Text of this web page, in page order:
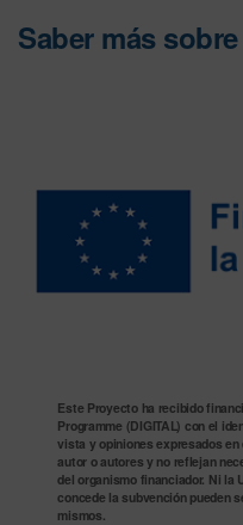
Saber más
Este Proyecto ha recibido
Programme (DIGITAL) con el
vista y opiniones expresados
autor o autores y no reflejan
del organismo financiador. Ni la
concede la subvención pueden
mismos.